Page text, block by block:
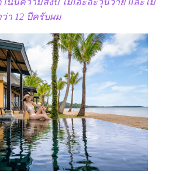
น้นความสงบ ไม่เอะอะวุ่นวาย และไม่
า 12 ปีครับผม